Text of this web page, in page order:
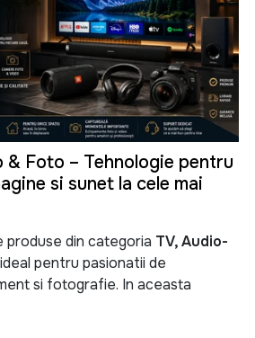
& Foto – Tehnologie pentru
si sunet la cele mai
produse din categoria TV, Audio-
pentru pasionatii de
si fotografie. In aceasta
moderne, sisteme audio
uri, boxe portabile, proiectoare,